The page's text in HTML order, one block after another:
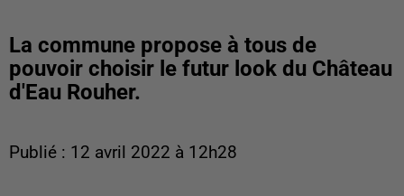
La commune propose à tous de
pouvoir choisir le futur look du Château
d'Eau Rouher.
Publié : 12 avril 2022 à 12h28